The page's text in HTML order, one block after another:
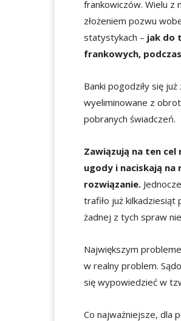
frankowiczów. Wielu z
złożeniem pozwu
statystykach – jak do
frankowych,
Banki pogodziły się
wyeliminowane z
pobranych świadczeń.
Zawiązują na ten
ugody i naciskają
rozwiązanie.
trafiło już
żadnej z tych spraw
Największym
w realny problem.
się wypowiedzieć w
Co najważniejsze, dla